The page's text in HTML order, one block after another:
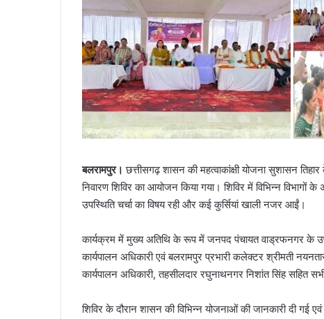
बलरामपुर। छत्तीसगढ़ शासन की महत्वाकांक्षी योजना सुशासन
निवारण शिविर का आयोजन किया गया। शिविर में विभिन्न विभागों
उपस्थिति चर्चा का विषय रही और कई कुर्सियां खाली नजर आईं।
कार्यक्रम में मुख्य अतिथि के रूप में जनपद पंचायत वाड्रफनगर के
कार्यपालन अधिकारी एवं बलरामपुर प्रभारी कलेक्टर श्रीमती
कार्यपालन अधिकारी, तहसीलदार रघुनाथनगर निशांत सिंह सहित
शिविर के दौरान शासन की विभिन्न योजनाओं की जानकारी दी गई